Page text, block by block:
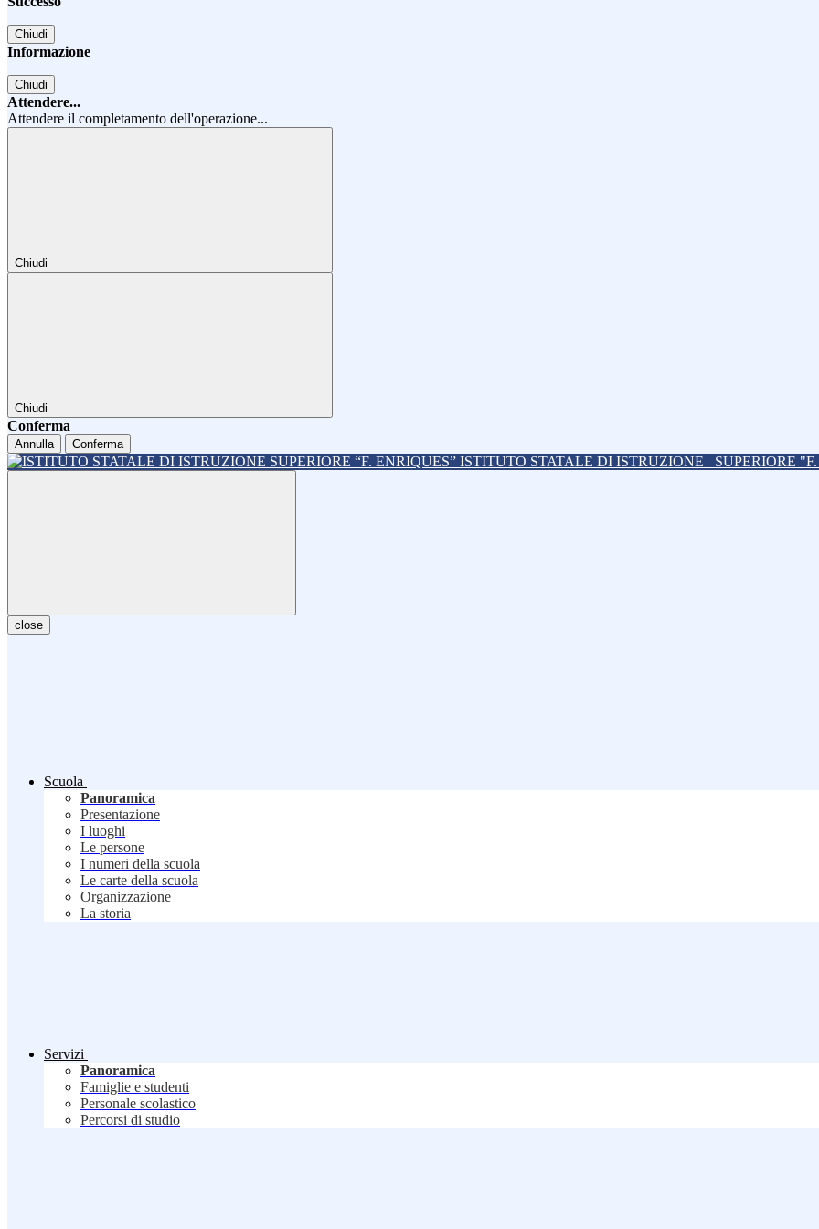
Chiudi
Informazione
Chiudi
Attendere...
Attendere il completamento dell'operazione...
Chiudi
Chiudi
Conferma
Annulla Conferma
ISTITUTO STATALE DI ISTRUZIONE SUPERIORE
close
Scuola
Panoramica
Presentazione
I luoghi
Le persone
I numeri della scuola
Le carte della scuola
Organizzazione
La storia
Servizi
Panoramica
Famiglie e studenti
Personale scolastico
Percorsi di studio